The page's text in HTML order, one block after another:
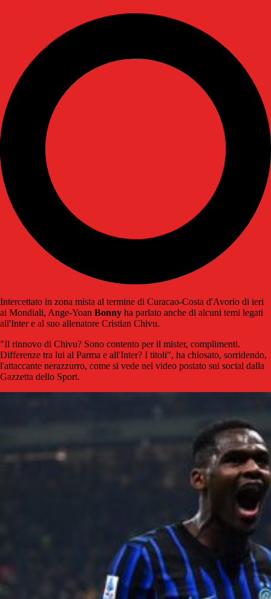
Intercettato in zona mista al termine di Curacao-Costa d'Avorio di ieri
ai Mondiali, Ange-Yoan Bonny ha parlato anche di alcuni temi legati
all'Inter e al suo allenatore Cristian Chivu.
"Il rinnovo di Chivu? Sono contento per il mister, complimenti.
Differenze tra lui al Parma e all'Inter? I titoli", ha chiosato, sorridendo,
l'attaccante nerazzurro, come si vede nel video postato sui social dalla
Gazzetta dello Sport.